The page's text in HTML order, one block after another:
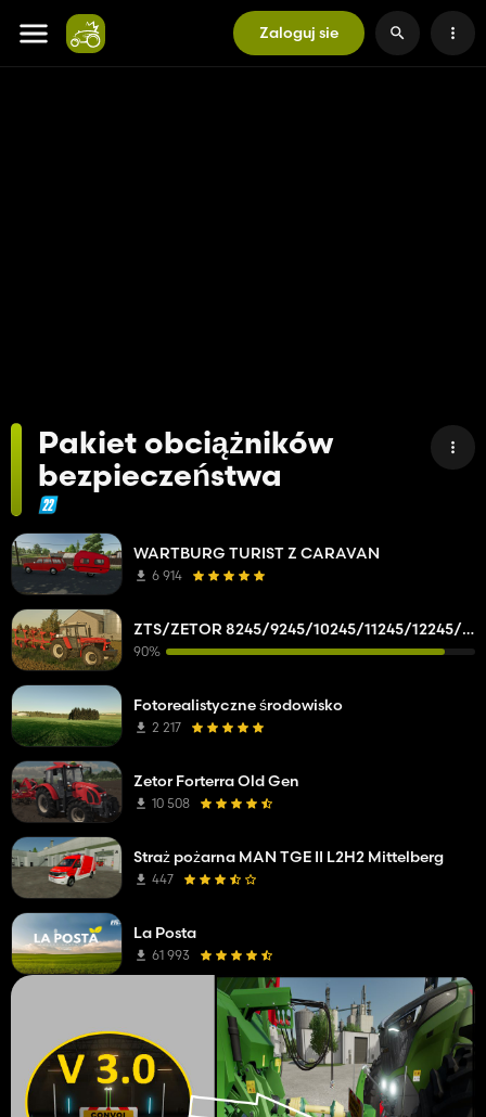
Zaloguj sie
Pakiet obciążników
bezpieczeństwa
WARTBURG TURIST Z CARAVAN
6 914
ZTS/ZETOR 8245/9245/10245/11245/12245/14245/16245
90%
Fotorealistyczne środowisko
2 217
Zetor Forterra Old Gen
10 508
Straż pożarna MAN TGE II L2H2 Mittelberg
447
La Posta
61 993